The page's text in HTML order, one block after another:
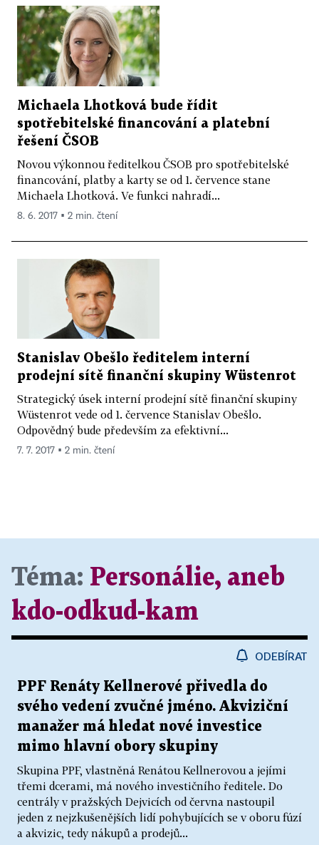
Michaela Lhotková bude řídit
spotřebitelské financování a platební
řešení ČSOB
Novou výkonnou ředitelkou ČSOB pro spotřebitelské
financování, platby a karty se od 1. července stane
Michaela Lhotková. Ve funkci nahradí...
8. 6. 2017 ▪ 2 min. čtení
Stanislav Obešlo ředitelem interní
prodejní sítě finanční skupiny Wüstenrot
Strategický úsek interní prodejní sítě finanční skupiny
Wüstenrot vede od 1. července Stanislav Obešlo.
Odpovědný bude především za efektivní...
7. 7. 2017 ▪ 2 min. čtení
Téma: Personálie, aneb
kdo-odkud-kam
ODEBÍRAT
PPF Renáty Kellnerové přivedla do
svého vedení zvučné jméno. Akviziční
manažer má hledat nové investice
mimo hlavní obory skupiny
Skupina PPF, vlastněná Renátou Kellnerovou a jejími
třemi dcerami, má nového investičního ředitele. Do
centrály v pražských Dejvicích od června nastoupil
jeden z nejzkušenějších lidí pohybujících se v oboru fúzí
a akvizic, tedy nákupů a prodejů...